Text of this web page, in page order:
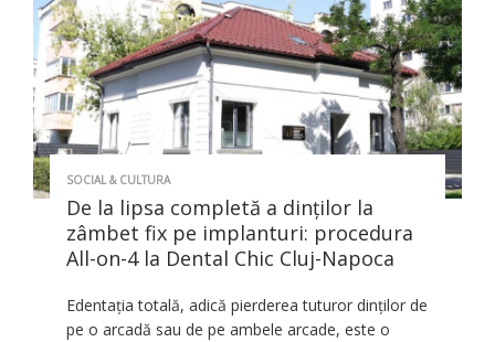
SOCIAL & CULTURA
De la lipsa completă a dinților la
zâmbet fix pe implanturi: procedura
All-on-4 la Dental Chic Cluj-Napoca
Edentația totală, adică pierderea tuturor dinților de
pe o arcadă sau de pe ambele arcade, este o